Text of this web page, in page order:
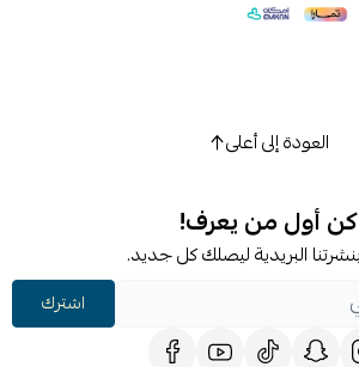
العودة إلى أعلى
كن أول من يعرف!
البريدية ليصلك كل جديد.
اشترك